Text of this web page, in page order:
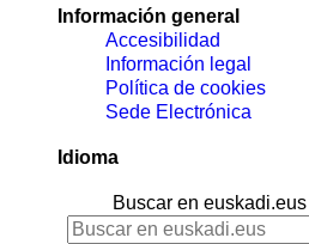
Información general
Accesibilidad
Información legal
Política de cookies
Sede Electrónica
Idioma
Buscar en euskadi.eus